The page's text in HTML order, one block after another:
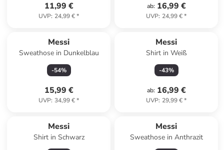
11,99 €
UVP: 24,99 €*
ab: 16,99 €
UVP: 24,99 €*
Messi
Sweathose in Dunkelblau
-54%
15,99 €
UVP: 34,99 €*
Messi
Shirt in Weiß
-43%
ab: 16,99 €
UVP: 29,99 €*
Messi
Shirt in Schwarz
Messi
Sweathose in Anthrazit